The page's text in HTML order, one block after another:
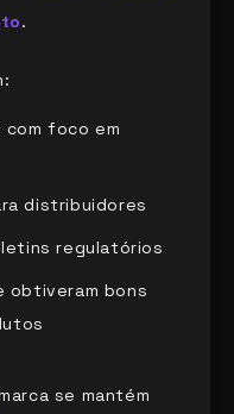
.
foco em
distribuidores
regulatórios
obtiveram bons
se mantém